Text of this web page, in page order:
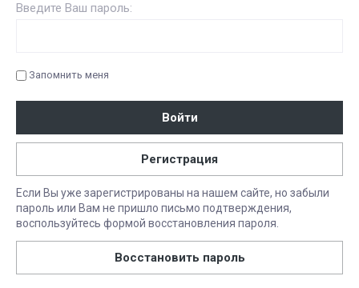
Введите Ваш пароль:
Запомнить меня
Войти
Регистрация
Если Вы уже зарегистрированы на нашем сайте, но забыли
пароль или Вам не пришло письмо подтверждения,
воспользуйтесь формой восстановления пароля.
Восстановить пароль